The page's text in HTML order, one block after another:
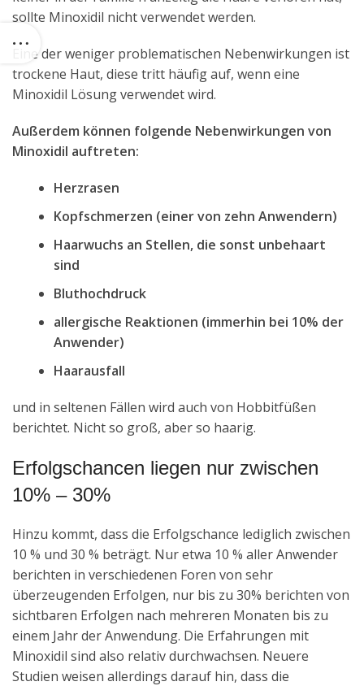
sollte Minoxidil nicht verwendet werden.
Eine der weniger problematischen Nebenwirkungen ist
trockene Haut, diese tritt häufig auf, wenn eine
Minoxidil Lösung verwendet wird.
Außerdem können folgende Nebenwirkungen von
Minoxidil auftreten:
Herzrasen
Kopfschmerzen (einer von zehn Anwendern)
Haarwuchs an Stellen, die sonst unbehaart
sind
Bluthochdruck
allergische Reaktionen (immerhin bei 10% der
Anwender)
Haarausfall
und in seltenen Fällen wird auch von Hobbitfüßen
berichtet. Nicht so groß, aber so haarig.
Erfolgschancen liegen nur zwischen
10% – 30%
Hinzu kommt, dass die Erfolgschance lediglich zwischen
10 % und 30 % beträgt. Nur etwa 10 % aller Anwender
berichten in verschiedenen Foren von sehr
überzeugenden Erfolgen, nur bis zu 30% berichten von
sichtbaren Erfolgen nach mehreren Monaten bis zu
einem Jahr der Anwendung. Die Erfahrungen mit
Minoxidil sind also relativ durchwachsen. Neuere
Studien weisen allerdings darauf hin, dass die